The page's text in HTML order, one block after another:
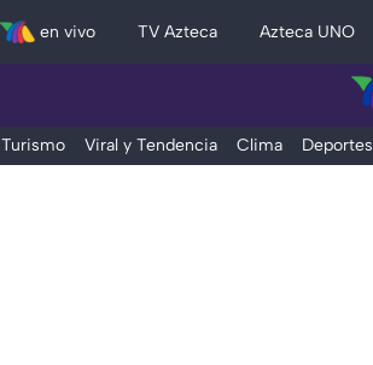
en vivo TV Azteca Azteca UNO
Turismo Viral y Tendencia Clima Deportes